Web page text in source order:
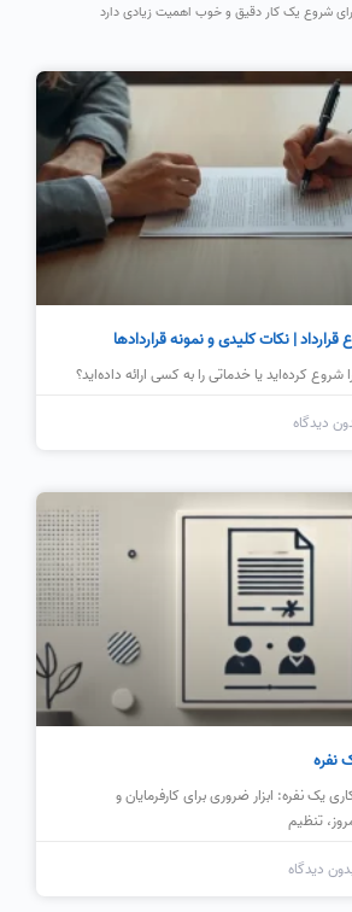
شروع یک کار دقیق و خوب اهمیت زیادی دارد
قرارداد | نکات کلیدی و نمونه قراردادها
شروع کرده‌اید یا خدماتی را به کسی ارائه داده‌اید؟
دیدگاه
نفره
یک نفره: ابزار ضروری برای کارفرمایان و
تنظیم
دیدگاه